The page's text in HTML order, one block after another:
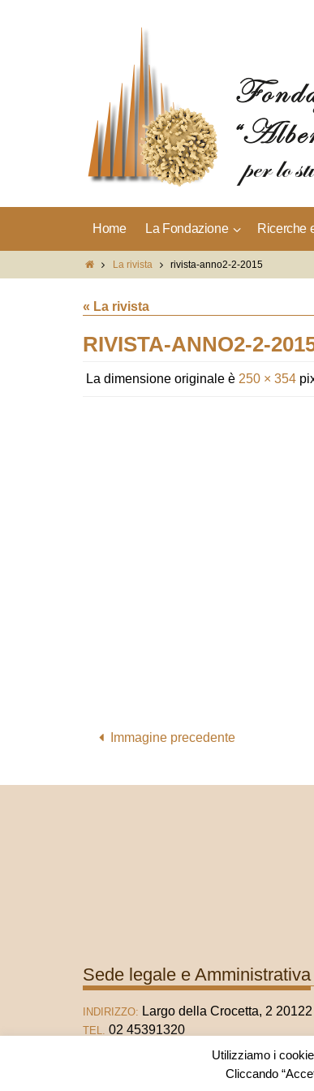
Home La Fondazione Ricerche
La rivista rivista-anno2-2-2015
« La rivista
RIVISTA-ANNO2-2-
La dimensione originale è 250 × 354
Immagine precedente
Sede legale e Amministrativa
INDIRIZZO: Largo della Crocetta, 2
TEL. 02 45391320
info@fondazionematarelli.it
Utilizziamo i
Cliccando